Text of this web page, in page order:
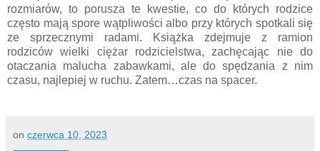
rozmiarów, to porusza te kwestie, co do których rodzice
często mają spore wątpliwości albo przy których spotkali się
ze sprzecznymi radami. Książka zdejmuje z ramion
rodziców wielki ciężar rodzicielstwa, zachęcając nie do
otaczania malucha zabawkami, ale do spędzania z nim
czasu, najlepiej w ruchu. Zatem…czas na spacer.
on czerwca 10, 2023